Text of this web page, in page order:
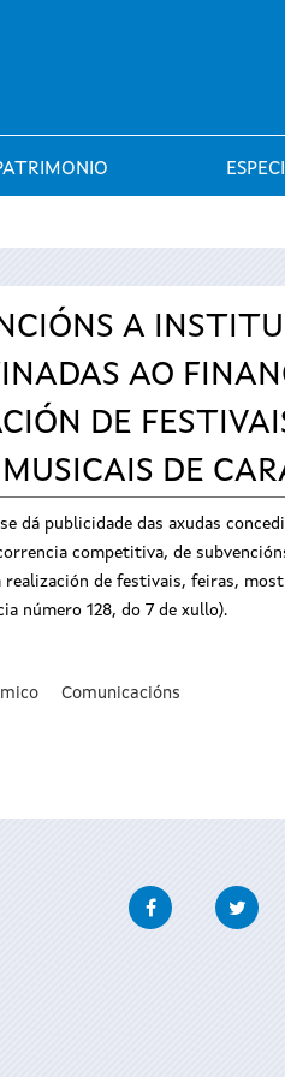
A
AO
DE
DE
dá publicidade das axudas
competitiva, de
de festivais, feiras,
número 128, do 7 de xullo).
Comunicacións
Facebook